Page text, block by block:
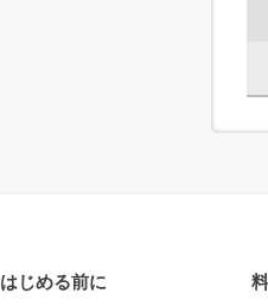
はじめる前に